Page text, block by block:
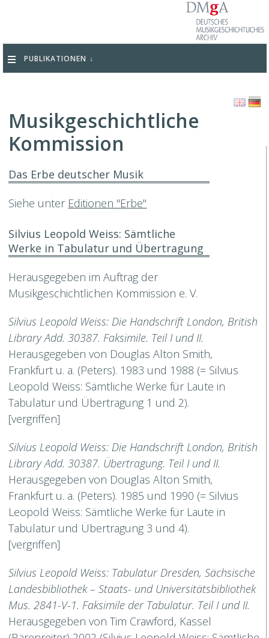
PUBLIKATIONEN
Musikgeschichtliche
Kommission
Das Erbe deutscher Musik
Siehe unter Editionen "Erbe"
Silvius Leopold Weiss: Sämtliche
Werke in Tabulatur und Übertragung
Herausgegeben im Auftrag der
Musikgeschichtlichen Kommission e. V.
Silvius Leopold Weiss: Die Handschrift London, British
Library Add. 30387. Faksimile. Teil I und II.
Herausgegeben von Douglas Alton Smith,
Frankfurt u. a. (Peters). 1983 und 1988 (= Silvius
Leopold Weiss: Sämtliche Werke für Laute in
Tabulatur und Übertragung 1 und 2).
[vergriffen]
Silvius Leopold Weiss: Die Handschrift London, British
Library Add. 30387. Übertragung. Teil I und II.
Herausgegeben von Douglas Alton Smith,
Frankfurt u. a. (Peters). 1985 und 1990 (= Silvius
Leopold Weiss: Sämtliche Werke für Laute in
Tabulatur und Übertragung 3 und 4).
[vergriffen]
Silvius Leopold Weiss: Tabulatur Dresden, Sächsische
Landesbibliothek – Staats- und Universitätsbibliothek
Mus. 2841-V-1. Faksimile der Tabulatur. Teil I und II.
Herausgegeben von Tim Crawford, Kassel